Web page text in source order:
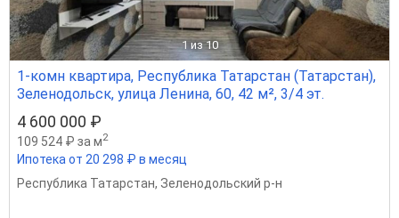
1 из 10
1-комн квартира, Республика Татарстан (Татарстан),
Зеленодольск, улица Ленина, 60, 42 м², 3/4 эт.
4 600 000 ₽
109 524 ₽ за м2
Ипотека от 20 298 ₽ в месяц
Республика Татарстан, Зеленодольский р-н